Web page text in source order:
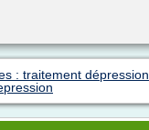
: traitement dépression